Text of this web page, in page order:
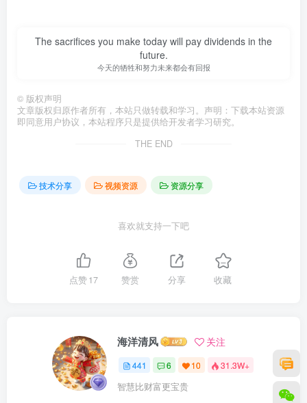
The sacrifices you make today will pay dividends in the
future.
今天的牺牲和努力未来都会有回报
© 版权声明
文章版权归原作者所有，本站只做转载和学习。声明：下载本站资源
即同意用户协议，本站程序只是提供给开发者学习研究。
THE END
技术分享 视频资源 资源分享
喜欢就支持一下吧
点赞17 赞赏 分享 收藏
海洋清风 关注
441 6 10 31.3W+
智慧比财富更宝贵